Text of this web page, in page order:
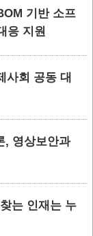
기반 소프
응 지원
사회 공동 대
, 영상보안과
는 인재는 누